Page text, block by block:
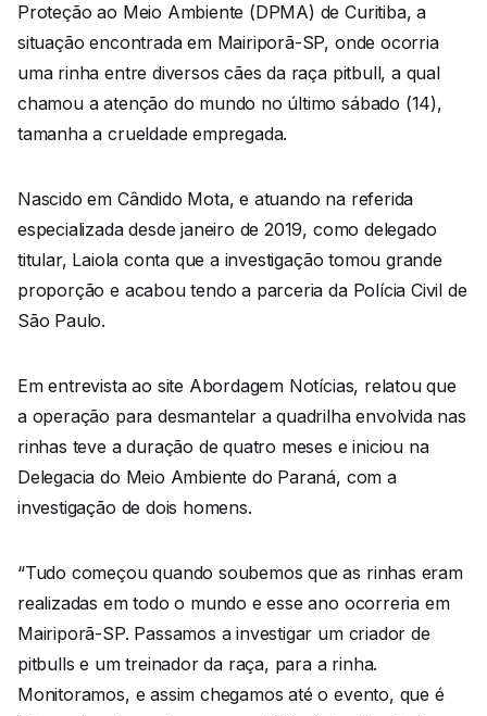
Proteção ao Meio Ambiente (DPMA) de Curitiba, a
situação encontrada em Mairiporã-SP, onde ocorria
uma rinha entre diversos cães da raça pitbull, a qual
chamou a atenção do mundo no último sábado (14),
tamanha a crueldade empregada.
Nascido em Cândido Mota, e atuando na referida
especializada desde janeiro de 2019, como delegado
titular, Laiola conta que a investigação tomou grande
proporção e acabou tendo a parceria da Polícia Civil de
São Paulo.
Em entrevista ao site Abordagem Notícias, relatou que
a operação para desmantelar a quadrilha envolvida nas
rinhas teve a duração de quatro meses e iniciou na
Delegacia do Meio Ambiente do Paraná, com a
investigação de dois homens.
“Tudo começou quando soubemos que as rinhas eram
realizadas em todo o mundo e esse ano ocorreria em
Mairiporã-SP. Passamos a investigar um criador de
pitbulls e um treinador da raça, para a rinha.
Monitoramos, e assim chegamos até o evento, que é